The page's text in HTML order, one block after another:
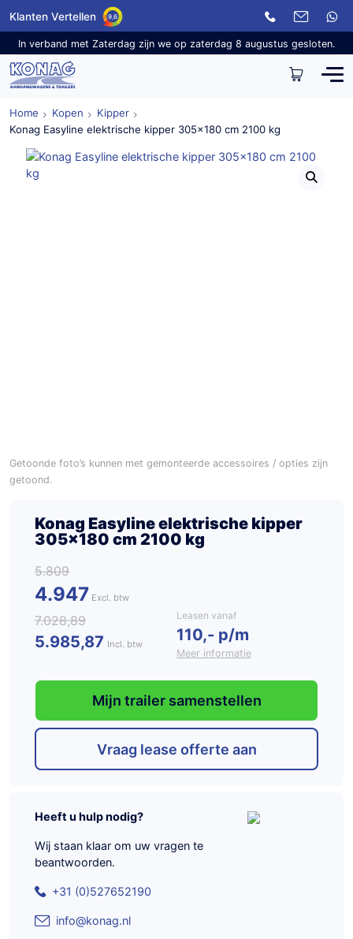
Klanten Vertellen 9,6
In verband met Zaterdag zijn we op zaterdag 8 augustus gesloten.
Home Kopen
Kipper
Konag Easyline elektrische kipper 305×180 cm 2100 kg
Getoonde foto’s kunnen met gemonteerde accessoires / opties zijn
getoond.
Konag Easyline elektrische kipper
305×180 cm 2100 kg
5.809
4.947
7.028,89
5.985,87 Incl. btw
Leasen vanaf
110,- p/m
Meer informatie
Mijn trailer samenstellen
Vraag lease offerte aan
Heeft u hulp nodig?
Wij staan klaar om uw vragen te
beantwoorden.
+31 (0)527652190
info@konag.nl